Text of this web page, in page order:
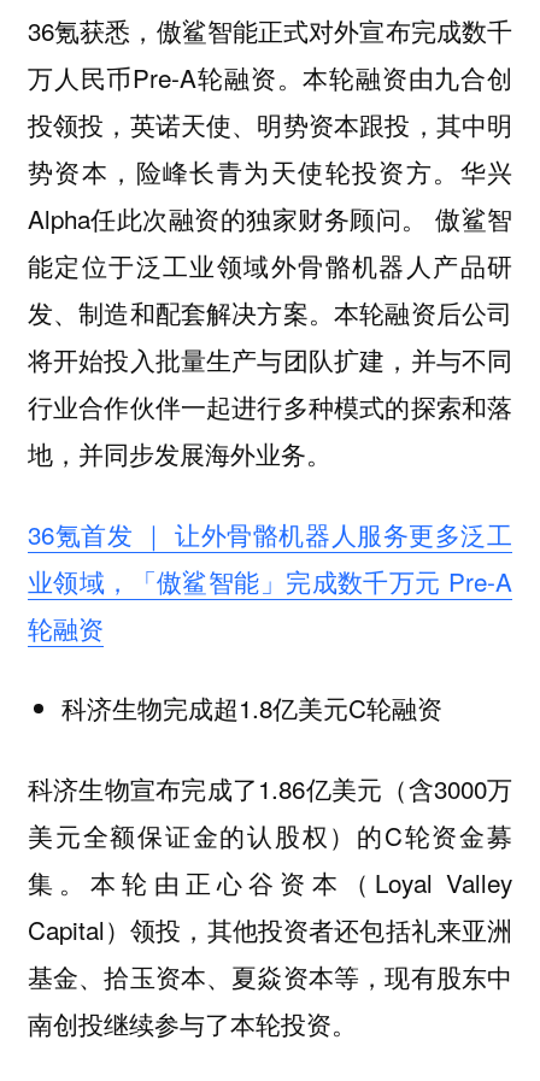
36氪获悉，傲鲨智能正式对外宣布完成数千
万人民币Pre-A轮融资。本轮融资由九合创
投领投，英诺天使、明势资本跟投，其中明
势资本，险峰长青为天使轮投资方。华兴
Alpha任此次融资的独家财务顾问。 傲鲨智
能定位于泛工业领域外骨骼机器人产品研
发、制造和配套解决方案。本轮融资后公司
将开始投入批量生产与团队扩建，并与不同
行业合作伙伴一起进行多种模式的探索和落
地，并同步发展海外业务。
36氪首发 ｜ 让外骨骼机器人服务更多泛工
业领域，「傲鲨智能」完成数千万元 Pre-A
轮融资
科济生物完成超1.8亿美元C轮融资
科济生物宣布完成了1.86亿美元（含3000万
美元全额保证金的认股权）的C轮资金募
集。本轮由正心谷资本（Loyal Valley
Capital）领投，其他投资者还包括礼来亚洲
基金、拾玉资本、夏焱资本等，现有股东中
南创投继续参与了本轮投资。